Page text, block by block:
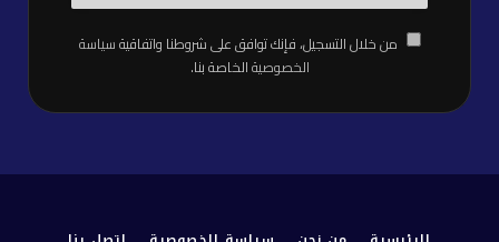
من خلال التسجيل، فإنك توافق على شروطنا واتفاقيةسياسة
الخصوصيةالخاصة بنا.